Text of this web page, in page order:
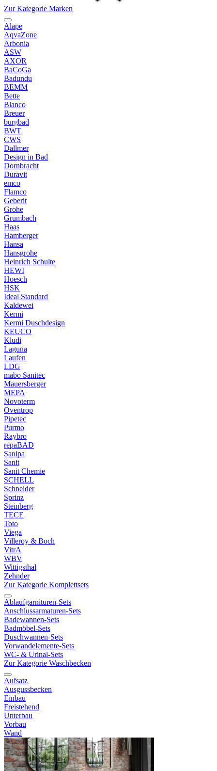
Zur Kategorie Marken
Alape
AqvaZone
Arbonia
ASW
AXOR
BaCoGa
Badundu
BEMM
Bette
Blanco
Breuer
burgbad
BWT
CWS
Dallmer
Design in Bad
Dornbracht
Duravit
emco
Flamco
Geberit
Grohe
Grumbach
Haas
Hamberger
Hansa
Hansgrohe
Heinrich Schulte
HEWI
Hoesch
HSK
Ideal Standard
Kaldewei
Kermi
Kermi Duschdesign
KEUCO
Kludi
Laguna
Laufen
LDG
mabo Sanitec
Mauersberger
MEPA
Novoterm
Oventrop
Pipetec
Purmo
Raybro
repaBAD
Sanipa
Sanit
Sanit Chemie
SCHELL
Schneider
Sprinz
Steinberg
TECE
Toto
Viega
Villeroy & Boch
VitrA
WBV
Wittigsthal
Zehnder
Zur Kategorie Komplettsets
Ablaufgarnituren-Sets
Anschlussarmaturen-Sets
Badewannen-Sets
Badmöbel-Sets
Duschwannen-Sets
Vorwandelemente-Sets
WC- & Urinal-Sets
Zur Kategorie Waschbecken
Aufsatz
Ausgussbecken
Einbau
Freistehend
Unterbau
Vorbau
Wand